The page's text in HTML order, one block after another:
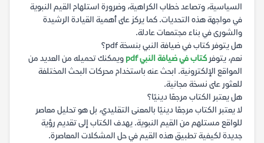
السياسية، وتصاعد خطاب الكراهية، وضرورة استلهام القيم النبوية
في مواجهة هذه التحديات. كما يركز على أهمية القيادة الرشيدة
والشورى في بناء مجتمعات عادلة.
هل يتوفر كتاب في ضيافة النبي بنسخة pdf؟
نعم، يتوفركتاب في ضيافة النبي pdf
ويمكنك تحميله من العديد من
المواقع الإلكترونية. ابحث عنه باستخدام محركات البحث المختلفة
للعثور على نسخة مجانية.
هل يعتبر الكتاب مرجعًا دينيًا؟
لا يعتبر الكتاب مرجعًا دينيًا بالمعنى التقليدي، بل هو تحليل معاصر
للواقع مستلهم من القيم النبوية. يهدف الكتاب إلى تقديم رؤية
جديدة لكيفية تطبيق هذه القيم في حل المشكلات المعاصرة.